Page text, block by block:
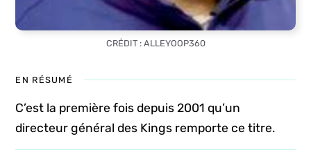
CRÉDIT : ALLEYOOP360
EN RÉSUMÉ
C’est la première fois depuis 2001 qu’un
directeur général des Kings remporte ce titre.